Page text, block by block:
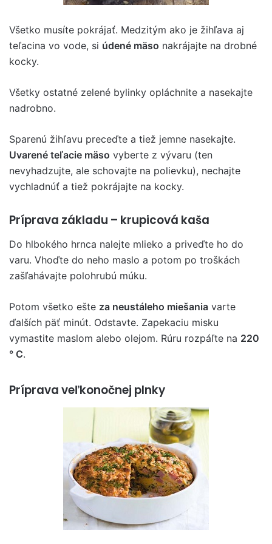
Všetko musíte pokrájať. Medzitým ako je žihľava aj
teľacina vo vode, si údené mäso nakrájajte na drobné
kocky.
Všetky ostatné zelené bylinky opláchnite a nasekajte
nadrobno.
Sparenú žihľavu preceďte a tiež jemne nasekajte.
Uvarené teľacie mäso vyberte z vývaru (ten
nevyhadzujte, ale schovajte na polievku), nechajte
vychladnúť a tiež pokrájajte na kocky.
Príprava základu – krupicová kaša
Do hlbokého hrnca nalejte mlieko a priveďte ho do
varu. Vhoďte do neho maslo a potom po troškách
zašľahávajte polohrubú múku.
Potom všetko ešte za neustáleho miešania varte
ďalších päť minút. Odstavte. Zapekaciu misku
vymastite maslom alebo olejom. Rúru rozpáľte na 220
° C.
Príprava veľkonočnej plnky